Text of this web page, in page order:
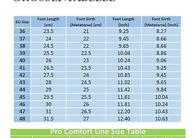
We always do our best to maximize
customer satisfaction. Shopping online
can be puzzling, but no worries! We
summarize everything for you! Please
make sure you take a look at
ourShipping & Delivery Policyand
ourReturn Policyto ensure that our
policies, terms&conditions apply to
your needs.